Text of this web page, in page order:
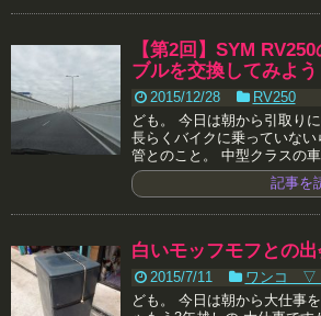
【第2回】SYM
ブルを交換してみよう
2015/12/28
RV250
ども。 今日は朝から引取り
長らくバイクに乗っていな
管とのこと。 中型クラスの
記事を
白いモッフモフとの
2015/7/11
ワンコ ▽
ども。 今日は朝から大仕事